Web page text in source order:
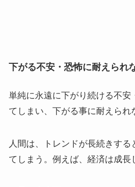
下がる不安・恐怖に耐えられ
単純に永遠に下がり続ける不安
てしまい、下がる事に耐えられ
人間は、トレンドが長続きする
てしまう。例えば、経済は成長